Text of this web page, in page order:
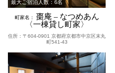
最大ご宿泊人数：6名
町家名：
棗庵 – なつめあん
〈一棟貸し町家〉
住所：〒604-0901 京都府京都市中京区末丸
町541-43